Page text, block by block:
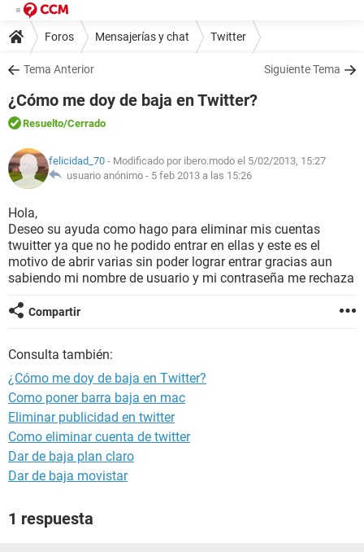
Foros Mensajerías y chat Twitter
Tema Anterior Siguiente Tema
¿Cómo me doy de baja en Twitter?
Resuelto/Cerrado
felicidad_70 - Modificado por ibero.modo el 5/02/2013, 15:27
usuario anónimo - 5 feb 2013 a las 15:26
Hola,
Deseo su ayuda como hago para eliminar mis cuentas
twuitter ya que no he podido entrar en ellas y este es el
motivo de abrir varias sin poder lograr entrar gracias aun
sabiendo mi nombre de usuario y mi contraseña me rechaza
Compartir
Consulta también:
¿Cómo me doy de baja en Twitter?
Como poner barra baja en mac
Eliminar publicidad en twitter
Como eliminar cuenta de twitter
Dar de baja plan claro
Dar de baja movistar
1 respuesta